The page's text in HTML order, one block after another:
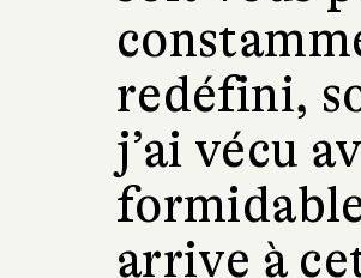
redéfini,
j’ai vécu
arrive à